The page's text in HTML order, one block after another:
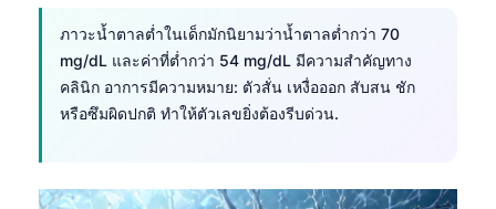
ภาวะน้ำตาลต่ำในเด็กมักนิยามว่าน้ำตาลต่ำกว่า 70
mg/dL และค่าที่ต่ำกว่า 54 mg/dL มีความสำคัญทาง
คลินิก อาการมีความหมาย: ตัวสั่น เหงื่อออก สับสน ชัก
หรือซึมผิดปกติ ทำให้ตัวเลขยิ่งต้องรีบด่วน.
Беларуская мова
Frysk
Ślōnskŏ gŏdka
Norsk bokmål